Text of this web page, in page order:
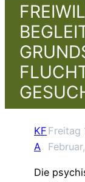
KF
A
Freitag
Die